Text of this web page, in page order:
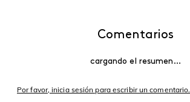
Comentarios
cargando el resumen…
Por favor, inicia sesión para escribir un comentario.